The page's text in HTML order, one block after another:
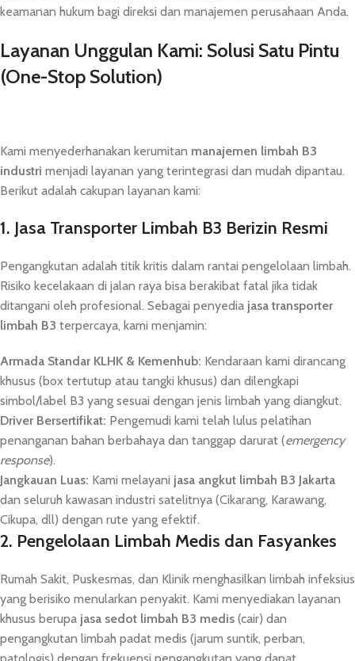
keamanan hukum bagi direksi dan manajemen perusahaan Anda.
Layanan Unggulan Kami: Solusi Satu Pintu
(One-Stop Solution)
Kami menyederhanakan kerumitan manajemen limbah B3
industri menjadi layanan yang terintegrasi dan mudah dipantau.
Berikut adalah cakupan layanan kami:
1. Jasa Transporter Limbah B3 Berizin Resmi
Pengangkutan adalah titik kritis dalam rantai pengelolaan limbah.
Risiko kecelakaan di jalan raya bisa berakibat fatal jika tidak
ditangani oleh profesional. Sebagai penyedia jasa transporter
limbah B3 terpercaya, kami menjamin:
Armada Standar KLHK & Kemenhub: Kendaraan kami dirancang
khusus (box tertutup atau tangki khusus) dan dilengkapi
simbol/label B3 yang sesuai dengan jenis limbah yang diangkut.
Driver Bersertifikat: Pengemudi kami telah lulus pelatihan
penanganan bahan berbahaya dan tanggap darurat (emergency
response).
Jangkauan Luas: Kami melayani jasa angkut limbah B3 Jakarta
dan seluruh kawasan industri satelitnya (Cikarang, Karawang,
Cikupa, dll) dengan rute yang efektif.
2. Pengelolaan Limbah Medis dan Fasyankes
Rumah Sakit, Puskesmas, dan Klinik menghasilkan limbah infeksius
yang berisiko menularkan penyakit. Kami menyediakan layanan
khusus berupa jasa sedot limbah B3 medis (cair) dan
pengangkutan limbah padat medis (jarum suntik, perban,
patologis) dengan frekuensi pengangkutan yang dapat